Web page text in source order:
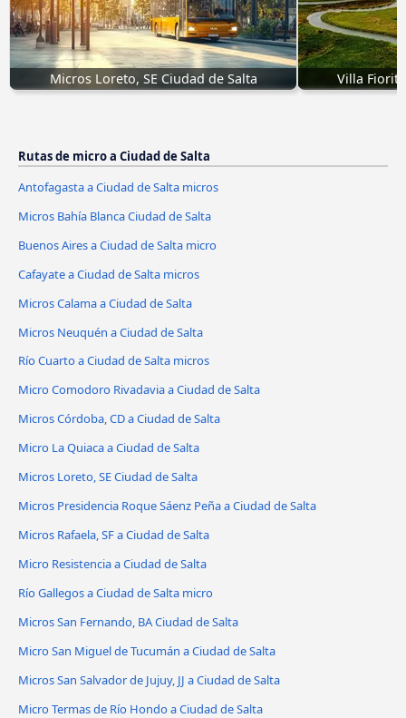
Micros Loreto, SE Ciudad de Salta Villa
Rutas de micro a Ciudad de Salta
Antofagasta a Ciudad de Salta micros
Micros Bahía Blanca Ciudad de Salta
Buenos Aires a Ciudad de Salta micro
Cafayate a Ciudad de Salta micros
Micros Calama a Ciudad de Salta
Micros Neuquén a Ciudad de Salta
Río Cuarto a Ciudad de Salta micros
Micro Comodoro Rivadavia a Ciudad de Salta
Micros Córdoba, CD a Ciudad de Salta
Micro La Quiaca a Ciudad de Salta
Micros Loreto, SE Ciudad de Salta
Micros Presidencia Roque Sáenz Peña a Ciudad de Salta
Micros Rafaela, SF a Ciudad de Salta
Micro Resistencia a Ciudad de Salta
Río Gallegos a Ciudad de Salta micro
Micros San Fernando, BA Ciudad de Salta
Micro San Miguel de Tucumán a Ciudad de Salta
Micros San Salvador de Jujuy, JJ a Ciudad de Salta
Micro Termas de Río Hondo a Ciudad de Salta